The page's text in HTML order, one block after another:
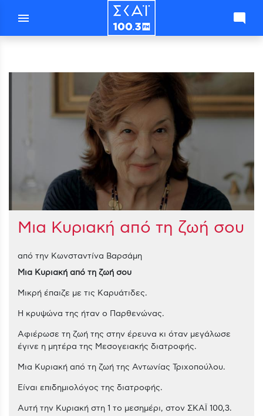
menu mode_comment
Μια Κυριακή από τη ζωή σου
από την Κωνσταντίνα Βαρσάμη
Μια Κυριακή από τη ζωή σου
Μικρή έπαιζε με τις Καρυάτιδες.
Η κρυψώνα της ήταν ο Παρθενώνας.
Αφιέρωσε τη ζωή της στην έρευνα κι όταν μεγάλωσε
έγινε η μητέρα της Μεσογειακής διατροφής.
Μια Κυριακή από τη ζωή της Αντωνίας Τριχοπούλου.
Είναι επιδημιολόγος της διατροφής.
Αυτή την Κυριακή στη 1 το μεσημέρι, στον ΣΚΑΪ 100,3.